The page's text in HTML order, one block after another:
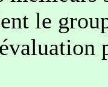
le